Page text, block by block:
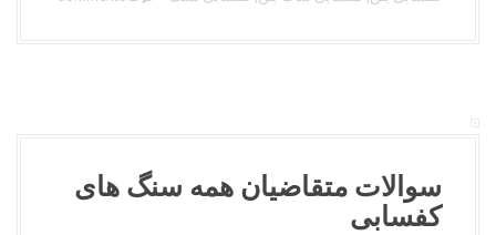
سوالات متقاضیان همه سنگ های
کفسابی